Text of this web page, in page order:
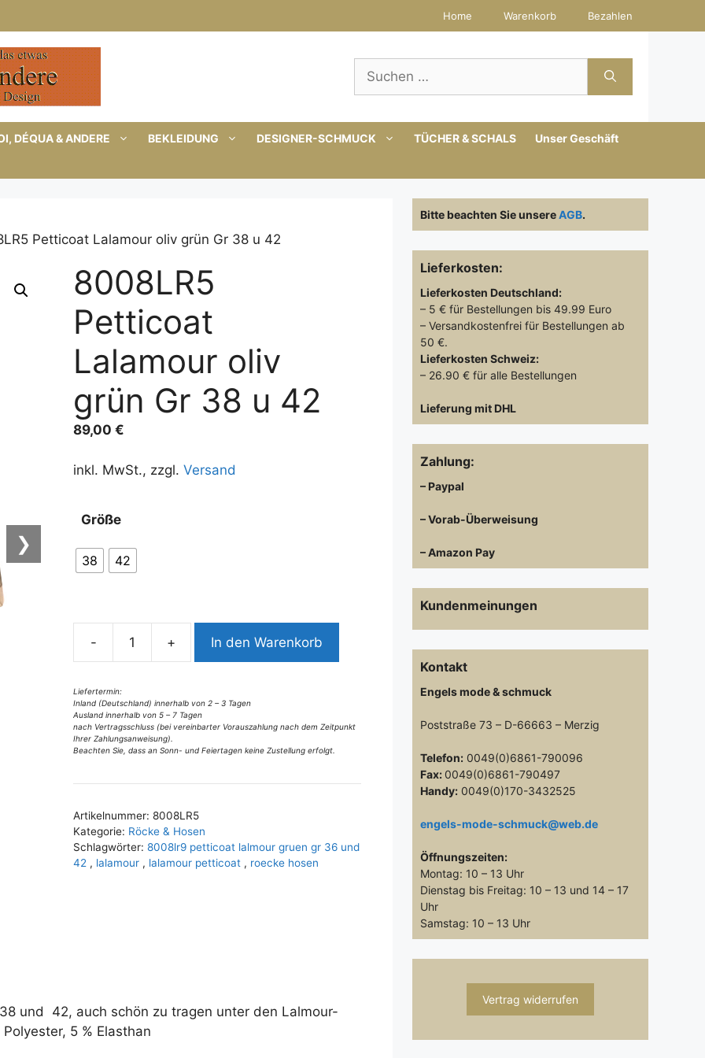
Home Warenkorb Bezahlen
Suchen
nach:
DÉQUA & ANDERE BEKLEIDUNG DESIGNER-SCHMUCK TÜCHER & SCHALS Unser Geschäft
Petticoat Lalamour oliv grün Gr 38 u 42
❯
8008LR5
Petticoat
Lalamour oliv
grün Gr 38 u 42
89,00€
inkl. MwSt., zzgl.Versand
Größe
38 42
-
Lalamour
oliv
grün
Gr
u
42
Menge
+ In den Warenkorb
Liefertermin:
Inland (Deutschland) innerhalb von 2 – 3 Tagen
Ausland innerhalb von 5 – 7 Tagen
nach Vertragsschluss (bei vereinbarter Vorauszahlung nach dem Zeitpunkt
Ihrer Zahlungsanweisung).
Beachten Sie, dass an Sonn- und Feiertagen keine Zustellung erfolgt.
t
e
a
i
v
e
:
Artikelnummer:8008LR5
Kategorie: Röcke & Hosen
Schlagwörter:8008lr9 petticoat lalmour gruen gr 36 und
42 , lalamour , lalamour petticoat , roecke hosen
und 42, auch schön zu tragen unter den Lalmour-
5 % Elasthan
Bitte beachten Sie unsereAGB.
Lieferkosten:
Lieferkosten Deutschland:
– 5 € für Bestellungen bis 49.99 Euro
– Versandkostenfrei für Bestellungen ab
50 €.
Lieferkosten Schweiz:
– 26.90 € für alle Bestellungen
Lieferung mit DHL
Zahlung:
– Paypal
– Vorab-Überweisung
– Amazon Pay
Kundenmeinungen
Kontakt
Engels mode & schmuck
Poststraße 73 – D-66663 – Merzig
Telefon: 0049(0)6861-790096
Fax: 0049(0)6861-790497
Handy: 0049(0)170-3432525
engels-mode-schmuck@web.de
Öffnungszeiten:
Montag: 10 – 13 Uhr
Dienstag bis Freitag: 10 – 13 und 14 – 17
Uhr
Samstag: 10 – 13 Uhr
Vertrag widerrufen